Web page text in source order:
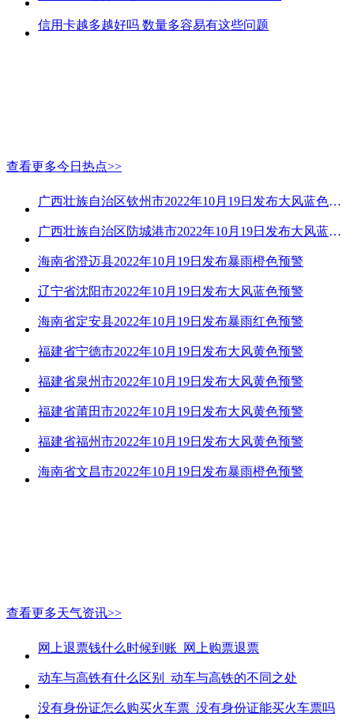
信用卡越多越好吗 数量多容易有这些问题
查看更多今日热点>>
广西壮族自治区钦州市2022年10月19日发布大风蓝色预警
广西壮族自治区防城港市2022年10月19日发布大风蓝色预警
海南省澄迈县2022年10月19日发布暴雨橙色预警
辽宁省沈阳市2022年10月19日发布大风蓝色预警
海南省定安县2022年10月19日发布暴雨红色预警
福建省宁德市2022年10月19日发布大风黄色预警
福建省泉州市2022年10月19日发布大风黄色预警
福建省莆田市2022年10月19日发布大风黄色预警
福建省福州市2022年10月19日发布大风黄色预警
海南省文昌市2022年10月19日发布暴雨橙色预警
查看更多天气资讯>>
网上退票钱什么时候到账_网上购票退票
动车与高铁有什么区别_动车与高铁的不同之处
没有身份证怎么购买火车票_没有身份证能买火车票吗